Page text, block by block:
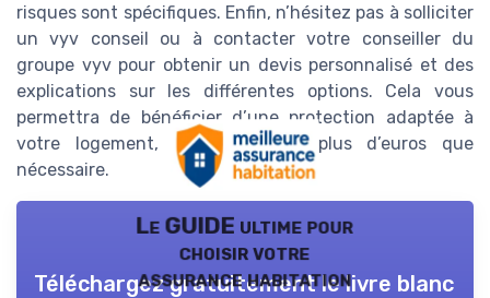
risques sont spécifiques. Enfin, n’hésitez pas à solliciter
un vyv conseil ou à contacter votre conseiller du
groupe vyv pour obtenir un devis personnalisé et des
explications sur les différentes options. Cela vous
permettra de bénéficier d’une protection adaptée à
votre logement, sans dépenser plus d’euros que
nécessaire.
Le GUIDE ultime pour
choisir votre
assurance habitation
Téléchargez gratuitement le livre blanc